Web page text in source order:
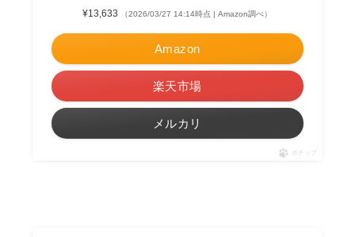
¥13,633 （2026/03/27 14:14時点 | Amazon調べ）
Amazon
楽天市場
メルカリ
ポチップ